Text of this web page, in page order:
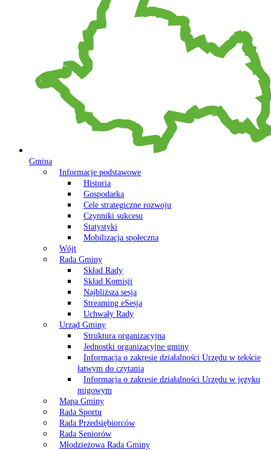
Gmina
Informacje podstawowe
Historia
Gospodarka
Cele strategiczne rozwoju
Czynniki sukcesu
Statystyki
Mobilizacja społeczna
Wójt
Rada Gminy
Skład Rady
Skład Komisji
Najbliższa sesja
Streaming eSesja
Uchwały Rady
Urząd Gminy
Struktura organizacyjna
Jednostki organizacyjne gminy
Informacja o zakresie działalności Urzędu w tekście
łatwym do czytania
Informacja o zakresie działalności Urzędu w języku
migowym
Mapa Gminy
Rada Sportu
Rada Przedsiębiorców
Rada Seniorów
Młodzieżowa Rada Gminy